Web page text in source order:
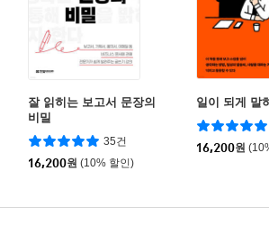
잘 읽히는 보고서 문장의
비밀
35건
16,200원 (10% 할인)
일이 되게 말
16,200원